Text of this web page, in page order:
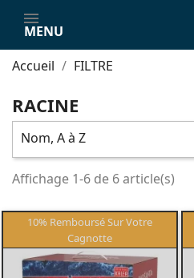
MENU
Accueil
FILTRE
RACINE
Nom, A à Z
Affichage 1-6 de 6 article(s)